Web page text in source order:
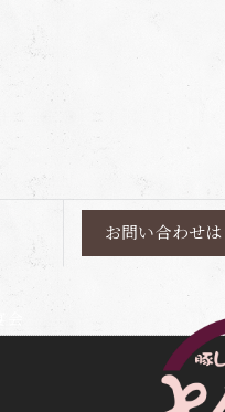
お問い合わせ